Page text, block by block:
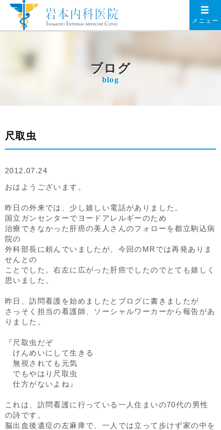
メニュー
ブログ
blog
尺取虫
2012.07.24
おはようございます。
昨日の外来では、少し嬉しい電話がありました。
国立ガンセンターでヨードアレルギーのため
治療できなかった肝癌の美人さんのフォローを都立駒込病
院の
外科部長に頼んでいましたが、今回のMRでは再発ありま
せんとの
ことでした。右左に広がった肝癌でしたのでとても嬉しく
思いました。
昨日、訪問看護を始めましたとブログに書きましたが
さっそく担当の看護師、ソーシャルワーカーから報告があ
りました。
『尺取虫だぞ
けんめいにして生きる
無視されても元気
でもやはり尺取虫
仕方がないよね』
これは、訪問看護に行っている一人住まいの70代の男性
の詩です。
脳出血後遺症の左麻痺で、一人では立って歩けず家の中を